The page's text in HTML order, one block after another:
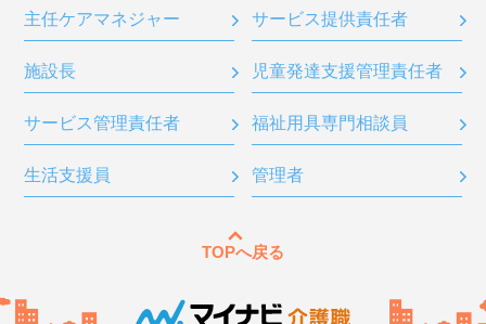
主任ケアマネジャー サービス提供責任者
施設長 児童発達支援管理責任者
サービス管理責任者 福祉用具専門相談員
生活支援員 管理者
TOPへ戻る